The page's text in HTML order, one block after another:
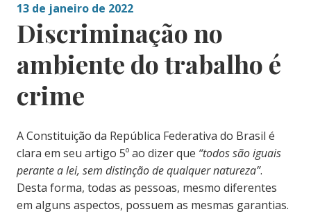
13 de janeiro de 2022
Discriminação no
ambiente do trabalho é
crime
A Constituição da República Federativa do Brasil é
clara em seu artigo 5º ao dizer que “todos são iguais
perante a lei, sem distinção de qualquer natureza”.
Desta forma, todas as pessoas, mesmo diferentes
em alguns aspectos, possuem as mesmas garantias.